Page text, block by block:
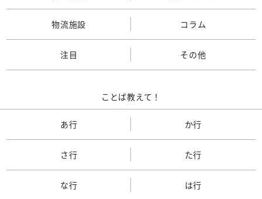
物流施設 コラム
注目 その他
ことば教えて！
あ行 か行
さ行 た行
な行 は行